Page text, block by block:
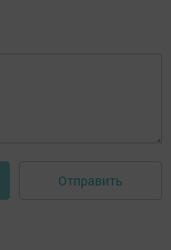
Отправить